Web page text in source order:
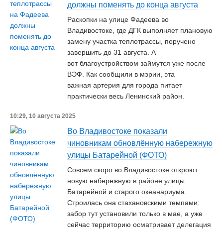
должны поменять до конца августа
Раскопки на улице Фадеева во
Владивостоке, где ДГК выполняет плановую
замену участка теплотрассы, поручено
завершить до 31 августа. А
вот благоустройством займутся уже после
ВЭФ. Как сообщили в мэрии, эта
важная артерия для города питает
практически весь Ленинский район.
10:29, 10 августа 2025
Во Владивостоке показали
чиновникам обновлённую набережную
улицы Батарейной (ФОТО)
Совсем скоро во Владивостоке откроют
новую набережную в районе улицы
Батарейной и старого океанариума.
Строилась она стахановскими темпами:
забор тут установили только в мае, а уже
сейчас территорию осматривает делегация